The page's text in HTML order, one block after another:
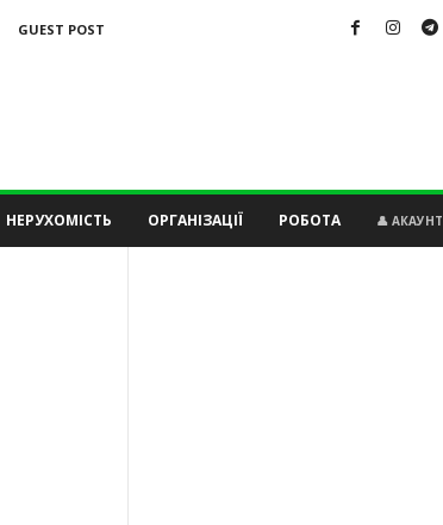
GUEST POST
НЕРУХОМІСТЬ ОРГАНІЗАЦІЇ РОБОТА 👤 АКАУНТ